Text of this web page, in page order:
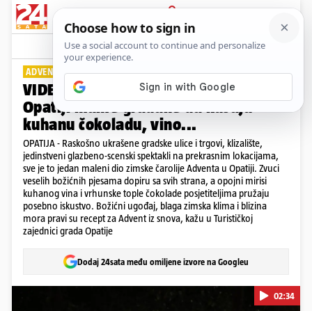
PRIJAVA
Lifestyle Komentari
ADVENT NA OBALI
VIDEO Raskošno ukrašene ulice u
Opatiji mame građane da kušaju
kuhanu čokoladu, vino...
OPATIJA - Raskošno ukrašene gradske ulice i trgovi, klizalište,
jedinstveni glazbeno-scenski spektakli na prekrasnim lokacijama,
sve je to jedan maleni dio zimske čarolije Adventa u Opatiji. Zvuci
veselih božićnih pjesama dopiru sa svih strana, a opojni mirisi
kuhanog vina i vrhunske tople čokolade posjetiteljima pružaju
posebno iskustvo. Božićni ugođaj, blaga zimska klima i blizina
mora pravi su recept za Advent iz snova, kažu u Turističkoj
zajednici grada Opatije
Dodaj 24sata među omiljene izvore na Googleu
02:34